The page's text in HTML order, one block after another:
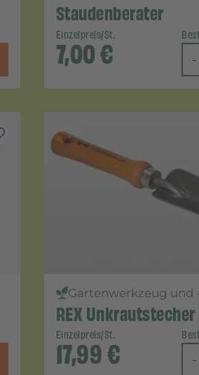
Staudenberater
Einzelpreis/St.
7,00€ -
Gartenwerkzeug und
REX Unkrautstecher
Einzelpreis/St.
17,99€ -